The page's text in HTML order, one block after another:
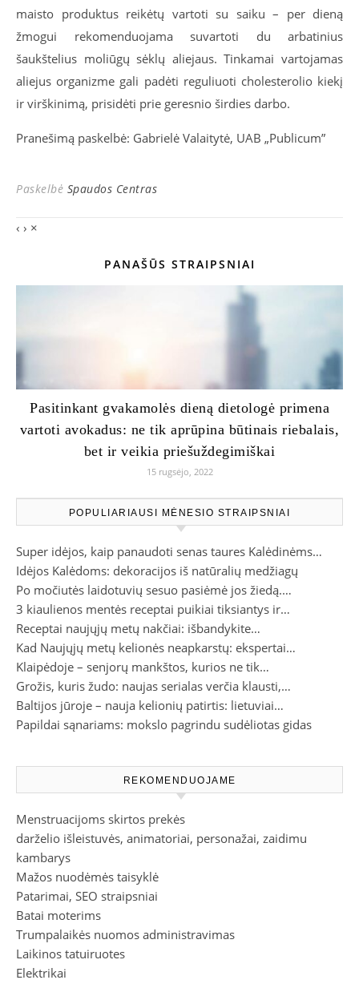
maisto produktus reikėtų vartoti su saiku – per dieną
žmogui rekomenduojama suvartoti du arbatinius
šaukštelius moliūgų sėklų aliejaus. Tinkamai vartojamas
aliejus organizme gali padėti reguliuoti cholesterolio kiekį
ir virškinimą, prisidėti prie geresnio širdies darbo.
Pranešimą paskelbė: Gabrielė Valaitytė, UAB „Publicum”
Paskelbė Spaudos Centras
‹ › ×
PANAŠŪS STRAIPSNIAI
Pasitinkant gvakamolės dieną dietologė primena
vartoti avokadus: ne tik aprūpina būtinais riebalais,
bet ir veikia priešuždegimiškai
15 rugsėjo, 2022
POPULIARIAUSI MĖNESIO STRAIPSNIAI
Super idėjos, kaip panaudoti senas taures Kalėdinėms…
Idėjos Kalėdoms: dekoracijos iš natūralių medžiagų
Po močiutės laidotuvių sesuo pasiėmė jos žiedą.…
3 kiaulienos mentės receptai puikiai tiksiantys ir…
Receptai naujųjų metų nakčiai: išbandykite…
Kad Naujųjų metų kelionės neapkarstų: ekspertai…
Klaipėdoje – senjorų mankštos, kurios ne tik…
Grožis, kuris žudo: naujas serialas verčia klausti,…
Baltijos jūroje – nauja kelionių patirtis: lietuviai…
Papildai sąnariams: mokslo pagrindu sudėliotas gidas
REKOMENDUOJAME
Menstruacijoms skirtos prekės
darželio išleistuvės, animatoriai, personažai, zaidimu
kambarys
Mažos nuodėmės taisyklė
Patarimai, SEO straipsniai
Batai moterims
Trumpalaikės nuomos administravimas
Laikinos tatuiruotes
Elektrikai